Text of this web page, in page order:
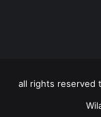
all rights reserved